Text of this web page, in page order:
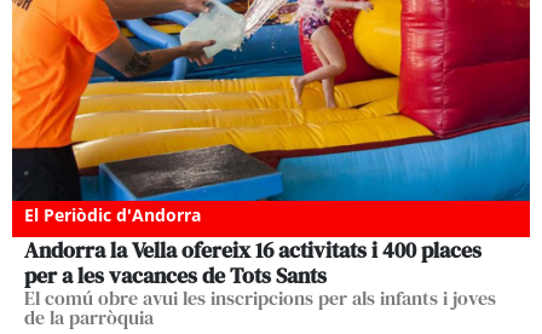
El Periòdic d'Andorra
Andorra la Vella ofereix 16 activitats i 400 places
per a les vacances de Tots Sants
El comú obre avui les inscripcions per als infants i joves
de la parròquia